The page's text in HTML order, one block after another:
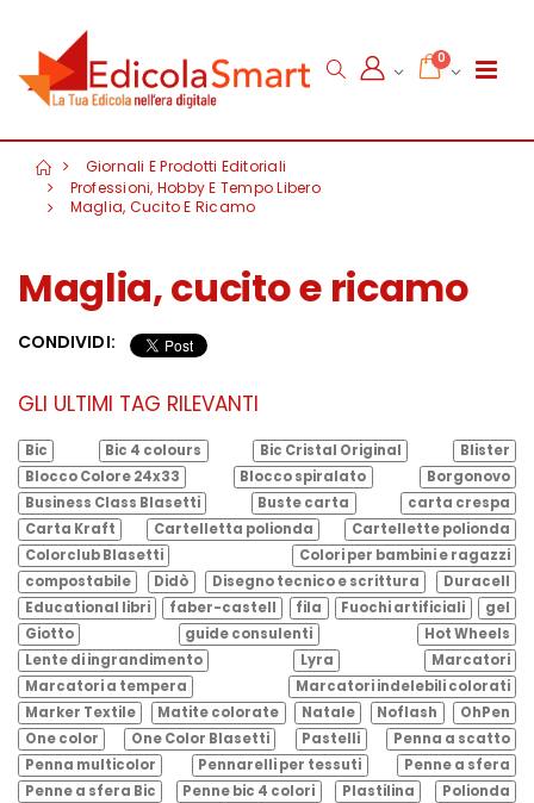
0
Giornali E Prodotti Editoriali
Professioni, Hobby E Tempo Libero
Maglia, Cucito E Ricamo
Maglia, cucito e ricamo
CONDIVIDI:
GLI ULTIMI TAG RILEVANTI
Bic Bic 4 colours Bic Cristal Original
Blister
Blocco Colore 24x33
Blocco spiralato
Borgonovo
Business Class Blasetti
Buste carta
carta crespa
Carta Kraft
Cartelletta polionda
Cartellette polionda
Colorclub Blasetti
Colori per bambini e ragazzi
compostabile
Didò Disegno tecnico e scrittura
Duracell
Educational libri
faber-castell fila Fuochi artificiali
gel
Giotto
guide consulenti
Hot Wheels
Lente di ingrandimento
Lyra
Marcatori
Marcatori a tempera
Marcatori indelebili colorati
Marker Textile
Matite colorate Natale Noflash
OhPen
One color
One Color Blasetti Pastelli
Penna a scatto
Penna multicolor
Pennarelli per tessuti
Penne a sfera
Penne a sfera Bic
Penne bic 4 colori Plastilina
Polionda